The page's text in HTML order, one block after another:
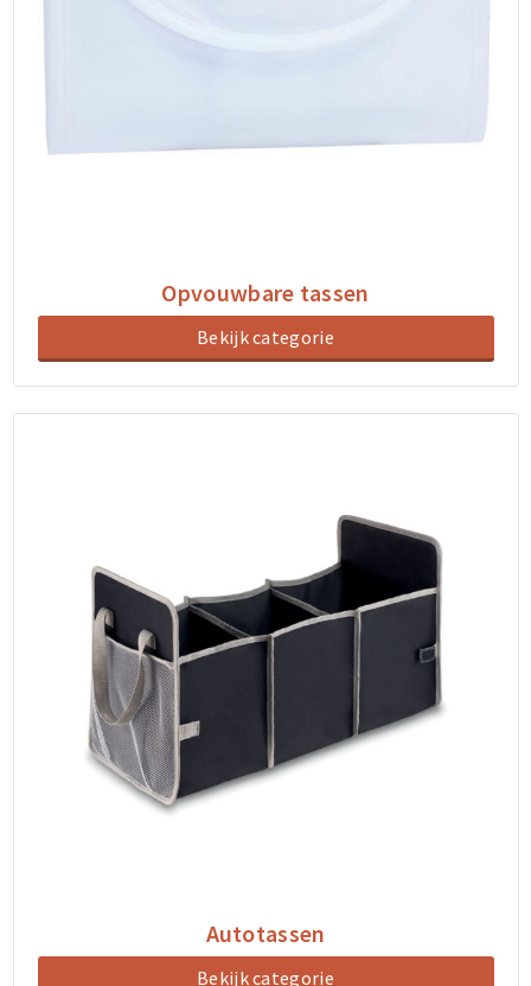
Opvouwbare tassen
Bekijk categorie
Autotassen
Bekijk categorie